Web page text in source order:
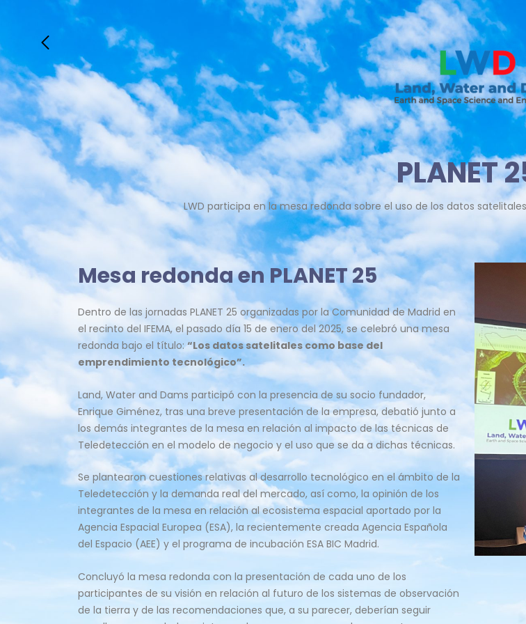
contenido
PLANET
LWD participa en la mesa redonda sobre el uso de los datos
Mesa redonda en PLANET 25
Dentro de las jornadas PLANET 25 organizadas por la Comunidad de Madrid en
el recinto del IFEMA, el pasado día 15 de enero del 2025, se celebró una mesa
redonda bajo el título:“Los datos satelitales como base del
emprendimiento tecnológico”.
Land, Water and Dams participó con la presencia de su socio fundador,
Enrique Giménez, tras una breve presentación de la empresa, debatió junto a
los demás integrantes de la mesa en relación al impacto de las técnicas de
Teledetección en el modelo de negocio y el uso que se da a dichas técnicas.
Se plantearon cuestiones relativas al desarrollo tecnológico en el ámbito de la
Teledetección y la demanda real del mercado, así como, la opinión de los
integrantes de la mesa en relación al ecosistema espacial aportado por la
Agencia Espacial Europea (ESA), la recientemente creada Agencia Española
del Espacio (AEE) y el programa de incubación ESA BIC Madrid.
Concluyó la mesa redonda con la presentación de cada uno de los
participantes de su visión en relación al futuro de los sistemas de observación
de la tierra y de las recomendaciones que, a su parecer, deberían seguir